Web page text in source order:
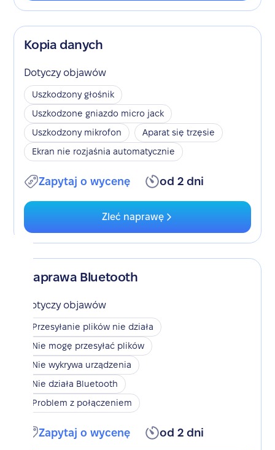
Kopia danych
Dotyczy objawów
Uszkodzony głośnik
Uszkodzone gniazdo micro jack
Uszkodzony mikrofon
Aparat się trzęsie
Ekran nie rozjaśnia automatycznie
Zapytaj o wycenę od 2 dni
Zleć naprawę
Naprawa Bluetooth
Dotyczy objawów
Przesyłanie plików nie działa
Nie mogę przesyłać plików
Nie wykrywa urządzenia
Nie działa Bluetooth
Problem z połączeniem
Zapytaj o wycenę od 2 dni